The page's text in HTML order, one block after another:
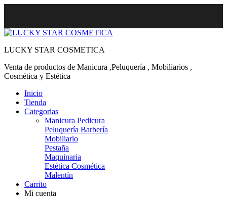
LUCKY STAR COSMETICA
Venta de productos de Manicura ,Peluquería , Mobiliarios ,
Cosmética y Estética
Inicio
Tienda
Categorias
Manicura Pedicura
Peluquería Barbería
Mobiliario
Pestaña
Maquinaria
Estética Cosmética
Malentín
Carrito
Mi cuenta